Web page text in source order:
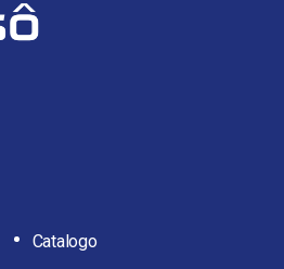
Catalogo